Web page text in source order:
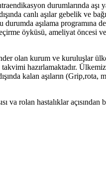
durumlarında aşı
canlı aşılar gebelik ve
durumda aşılama
öyküsü, ameliyat öncesi
olan kurum ve kuruluşlar
hazırlamaktadır.
kalan aşıların
va rolan hastalıklar